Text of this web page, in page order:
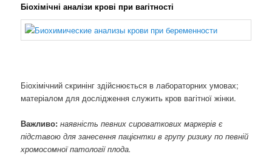
Біохімічні аналізи крові при вагітності
Біохімічний скринінг здійснюється в лабораторних умовах;
матеріалом для дослідження служить кров вагітної жінки.
Важливо:наявність певних сироваткових маркерів є
підставою для занесення пацієнтки в групу ризику по певній
хромосомної патології плода.